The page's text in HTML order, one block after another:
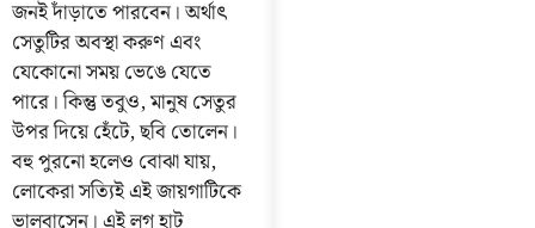
জনই দাঁড়াতে পারবেন। অর্থাৎ
সেতুটির অবস্থা করুণ এবং
যেকোনো সময় ভেঙে যেতে
পারে। কিন্তু তবুও, মানুষ সেতুর
উপর দিয়ে হেঁটে, ছবি তোলেন।
বহু পুরনো হলেও বোঝা যায়,
লোকেরা সত্যিই এই জায়গাটিকে